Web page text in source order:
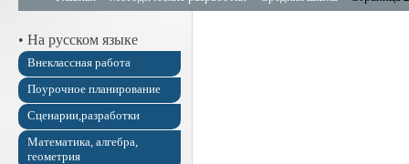
• На русском языке
Внеклассная работа
Поурочное планирование
Сценарии,разработки
Математика, алгебра,
геометрия